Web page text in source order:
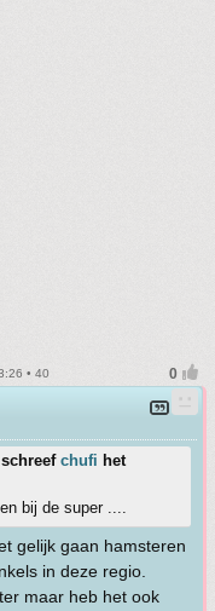
• 40
chufi het
bij de super ....
gelijk gaan hamsteren
in deze regio.
maar heb het ook